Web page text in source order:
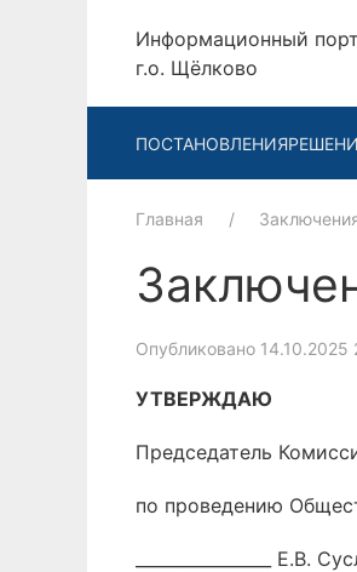
Информационный
г.о. Щёлково
ПОСТАНОВЛЕНИЯ
Главная
Опубликовано 14.10.2025
УТВЕРЖДАЮ
Председатель
по проведению
________________ Е.В.